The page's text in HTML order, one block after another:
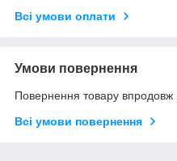
Всі умови оплати
Умови повернення
Повернення товару впродовж
Всі умови повернення